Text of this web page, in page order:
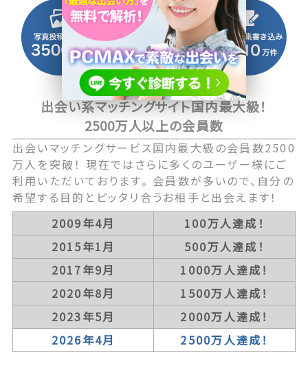
出会い系マッチングサイト国内最大級！
2500万人以上の会員数
出会いマッチングサービス国内最大級の会員数2500
万人を突破！ 現在ではさらに多くのユーザー様にご
利用いただいております。 会員数が多いので、自分の
希望する目的とピッタリ合うお相手と出会えます！
2009年4月
100万人達成！
2015年1月
500万人達成！
2017年9月
1000万人達成！
2020年8月
1500万人達成！
2023年5月
2000万人達成！
2026年4月
2500万人達成！